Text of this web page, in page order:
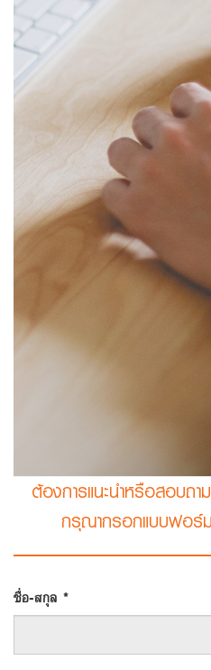
ต้องการแนะนำหรือสอบถา
กรุณากรอกแบบฟอร์ม
ชื่อ-สกุล *